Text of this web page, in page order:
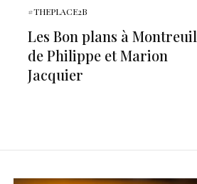
#THEPLACE2B
Les Bon plans à Montreuil
de Philippe et Marion
Jacquier